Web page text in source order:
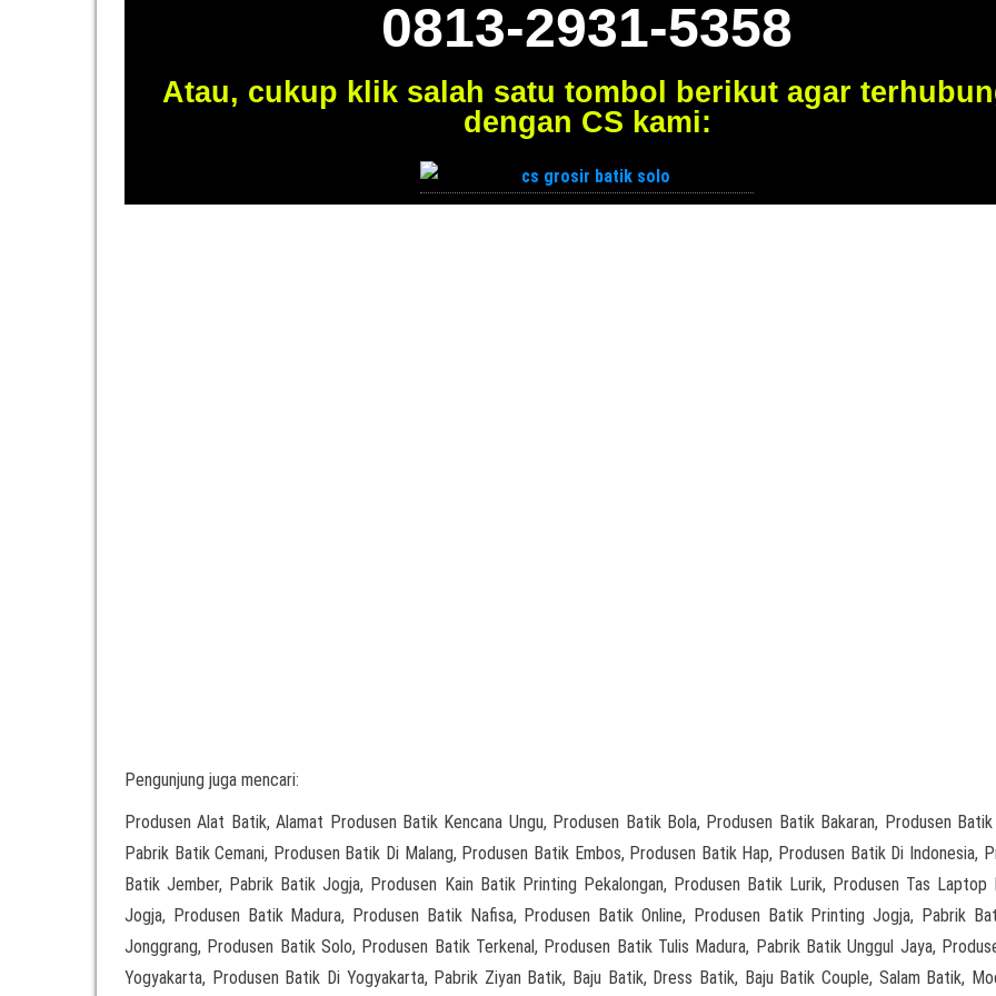
0813-2931-5358
Atau, cukup klik salah satu tombol berikut agar
dengan CS kami:
Pengunjung juga mencari:
Produsen Alat Batik, Alamat Produsen Batik Kencana Ungu, Produsen Batik Bola, Produsen Batik Bakaran, Produsen Batik
Pabrik Batik Cemani, Produsen Batik Di Malang, Produsen Batik Embos, Produsen Batik Hap, Produsen Batik Di Indonesia,
Batik Jember, Pabrik Batik Jogja, Produsen Kain Batik Printing Pekalongan, Produsen Batik Lurik, Produsen Tas Laptop
Jogja, Produsen Batik Madura, Produsen Batik Nafisa, Produsen Batik Online, Produsen Batik Printing Jogja, Pabrik
Jonggrang, Produsen Batik Solo, Produsen Batik Terkenal, Produsen Batik Tulis Madura, Pabrik Batik Unggul Jaya,
Yogyakarta, Produsen Batik Di Yogyakarta, Pabrik Ziyan Batik, Baju Batik, Dress Batik, Baju Batik Couple, Salam Batik,